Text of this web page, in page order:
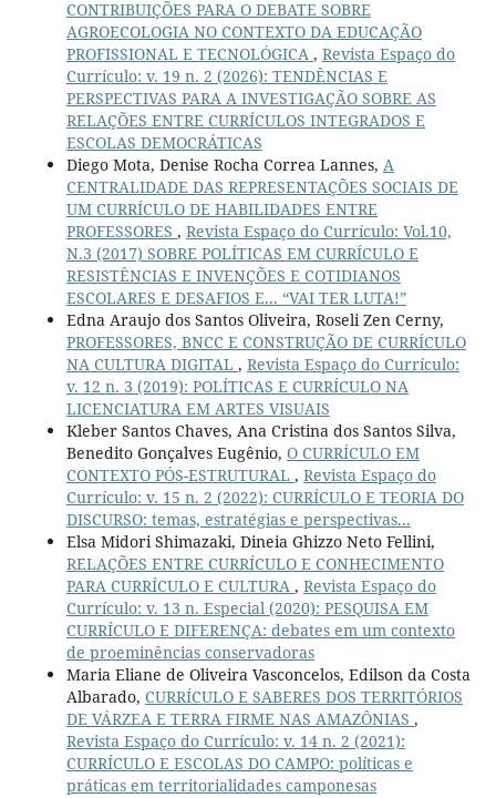
CONTRIBUIÇÕES PARA O DEBATE SOBRE
AGROECOLOGIA NO CONTEXTO DA EDUCAÇÃO
PROFISSIONAL E TECNOLÓGICA , Revista Espaço do
Currículo: v. 19 n. 2 (2026): TENDÊNCIAS E
PERSPECTIVAS PARA A INVESTIGAÇÃO SOBRE AS
RELAÇÕES ENTRE CURRÍCULOS INTEGRADOS E
ESCOLAS DEMOCRÁTICAS
Diego Mota, Denise Rocha Correa Lannes, A
CENTRALIDADE DAS REPRESENTAÇÕES SOCIAIS DE
UM CURRÍCULO DE HABILIDADES ENTRE
PROFESSORES , Revista Espaço do Currículo: Vol.10,
N.3 (2017) SOBRE POLÍTICAS EM CURRÍCULO E
RESISTÊNCIAS E INVENÇÕES E COTIDIANOS
ESCOLARES E DESAFIOS E... “VAI TER LUTA!”
Edna Araujo dos Santos Oliveira, Roseli Zen Cerny,
PROFESSORES, BNCC E CONSTRUÇÃO DE CURRÍCULO
NA CULTURA DIGITAL , Revista Espaço do Currículo:
v. 12 n. 3 (2019): POLÍTICAS E CURRÍCULO NA
LICENCIATURA EM ARTES VISUAIS
Kleber Santos Chaves, Ana Cristina dos Santos Silva,
Benedito Gonçalves Eugênio, O CURRÍCULO EM
CONTEXTO PÓS-ESTRUTURAL , Revista Espaço do
Currículo: v. 15 n. 2 (2022): CURRÍCULO E TEORIA DO
DISCURSO: temas, estratégias e perspectivas...
Elsa Midori Shimazaki, Dineia Ghizzo Neto Fellini,
RELAÇÕES ENTRE CURRÍCULO E CONHECIMENTO
PARA CURRÍCULO E CULTURA , Revista Espaço do
Currículo: v. 13 n. Especial (2020): PESQUISA EM
CURRÍCULO E DIFERENÇA: debates em um contexto
de proeminências conservadoras
Maria Eliane de Oliveira Vasconcelos, Edilson da Costa
Albarado, CURRÍCULO E SABERES DOS TERRITÓRIOS
DE VÁRZEA E TERRA FIRME NAS AMAZÔNIAS ,
Revista Espaço do Currículo: v. 14 n. 2 (2021):
CURRÍCULO E ESCOLAS DO CAMPO: políticas e
práticas em territorialidades camponesas